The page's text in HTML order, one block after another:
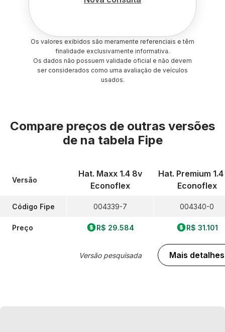
Os valores exibidos são meramente referenciais e têm
finalidade exclusivamente informativa.
Os dados não possuem validade oficial e não devem
ser considerados como uma avaliação de veículos
usados.
Compare preços de outras versões
de na tabela Fipe
Versão
Código Fipe
Preço
Hat. Maxx 1.4 8v
Econoflex
004339-7
R$ 29.584
Versão pesquisada
Hat. Premium
Econoflex
004340-0
R$ 31.101
Mais detalhes